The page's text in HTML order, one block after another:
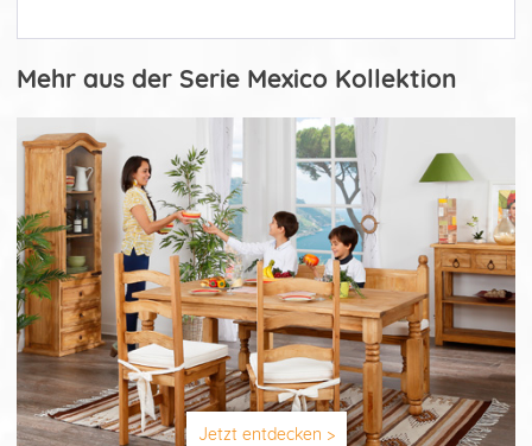
Mehr aus der Serie Mexico Kollektion
Jetzt entdecken >